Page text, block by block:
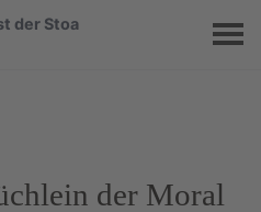
der Moral